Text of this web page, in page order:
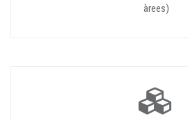
àrees)